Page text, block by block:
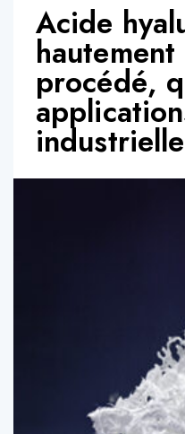
Acide
procédé,